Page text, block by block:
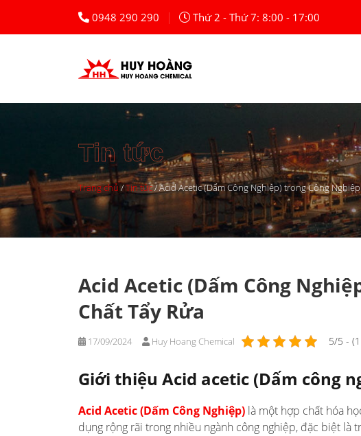
0948 290 290 | Thứ 2 - Thứ 7: 8:00 - 17:00
Tin tức
Trang chủ/Tin tức/Acid Acetic (Dấm Công Nghiệp) trong Công
Acid Acetic (Dấm Công
Chất Tẩy Rửa
17/09/2024 Huy Hoang Chemical 5/5 -
Giới thiệu Acid acetic (Dấm công
Acid Acetic (Dấm Công Nghiệp) là một hợp chất hóa
dụng rộng rãi trong nhiều ngành công nghiệp, đặc biệt là